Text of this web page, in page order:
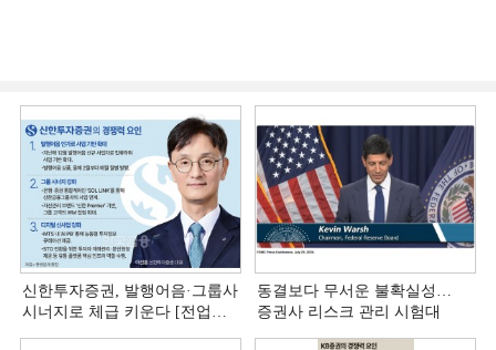
신한투자증권, 발행어음·그룹사
시너지로 체급 키운다 [전업계
동결보다 무서운 불확실성…
증권사 리스크 관리 시험대